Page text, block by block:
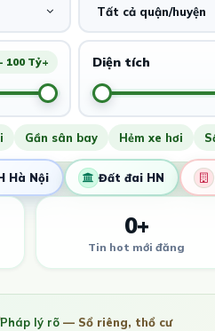
Tất cả quận/huyện
100 Tỷ+ Diện tích
Gần sân bay Hẻm xe hơi
Hà Nội Đất đai HN
0+
Tin hot mới đăng
Pháp lý rõ — Sổ riêng, thổ cư